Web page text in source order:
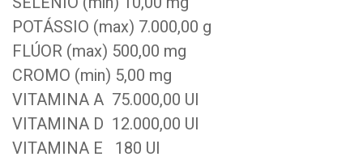
POTÁSSIO (max) 7.000,00 g
FLÚOR (max) 500,00 mg
CROMO (min) 5,00 mg
VITAMINA A 75.000,00 UI
VITAMINA D 12.000,00 UI
VITAMINA E 180 UI